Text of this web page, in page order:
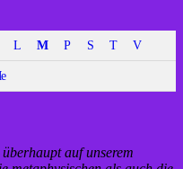
L M P S T V
überhaupt auf unserem